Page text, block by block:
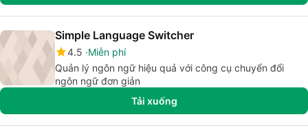
Simple Language Switcher
4.5 Miễn phí
Quản lý ngôn ngữ hiệu quả với công cụ chuyển đổi
ngôn ngữ đơn giản
Tải xuống